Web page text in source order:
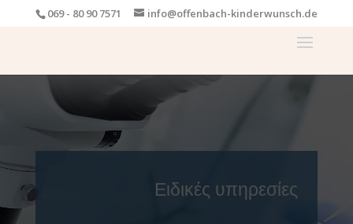
069 - 80 90 7571 info@offenbach-kinderwunsch.de
Ειδικές υπηρεσίες​